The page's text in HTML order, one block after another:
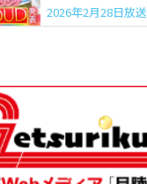
2026年2月28日放送